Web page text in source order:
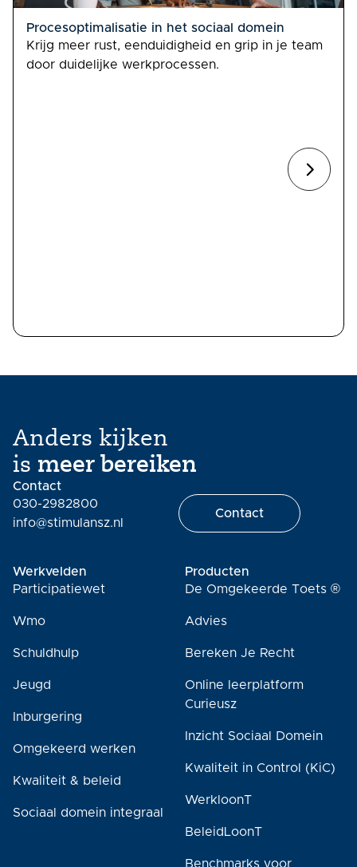
Procesoptimalisatie in het sociaal domein
Krijg meer rust, eenduidigheid en grip in je team
door duidelijke werkprocessen.
Anders kijken
is meer bereiken
Contact
030-2982800
info@stimulansz.nl
Contact
Werkvelden
Participatiewet
Wmo
Schuldhulp
Jeugd
Inburgering
Omgekeerd werken
Kwaliteit & beleid
Sociaal domein integraal
Producten
De Omgekeerde Toets ®
Advies
Bereken Je Recht
Online leerplatform
Curieusz
Inzicht Sociaal Domein
Kwaliteit in Control (KiC)
WerkloonT
BeleidLoonT
Benchmarks voor